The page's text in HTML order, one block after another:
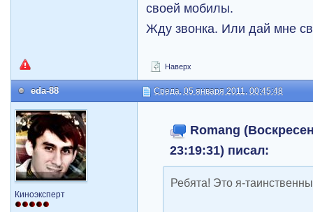
своей мобилы.
Жду звонка. Или дай мне
Наверх
eda-88 Среда, 05 января 2011, 00:45:48
Киноэксперт
Romang
23:19:31) писал:
Ребята! Это я-